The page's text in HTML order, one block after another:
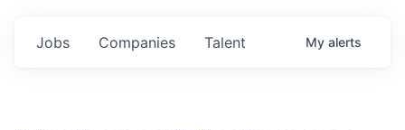
Jobs Companies Talent My alerts